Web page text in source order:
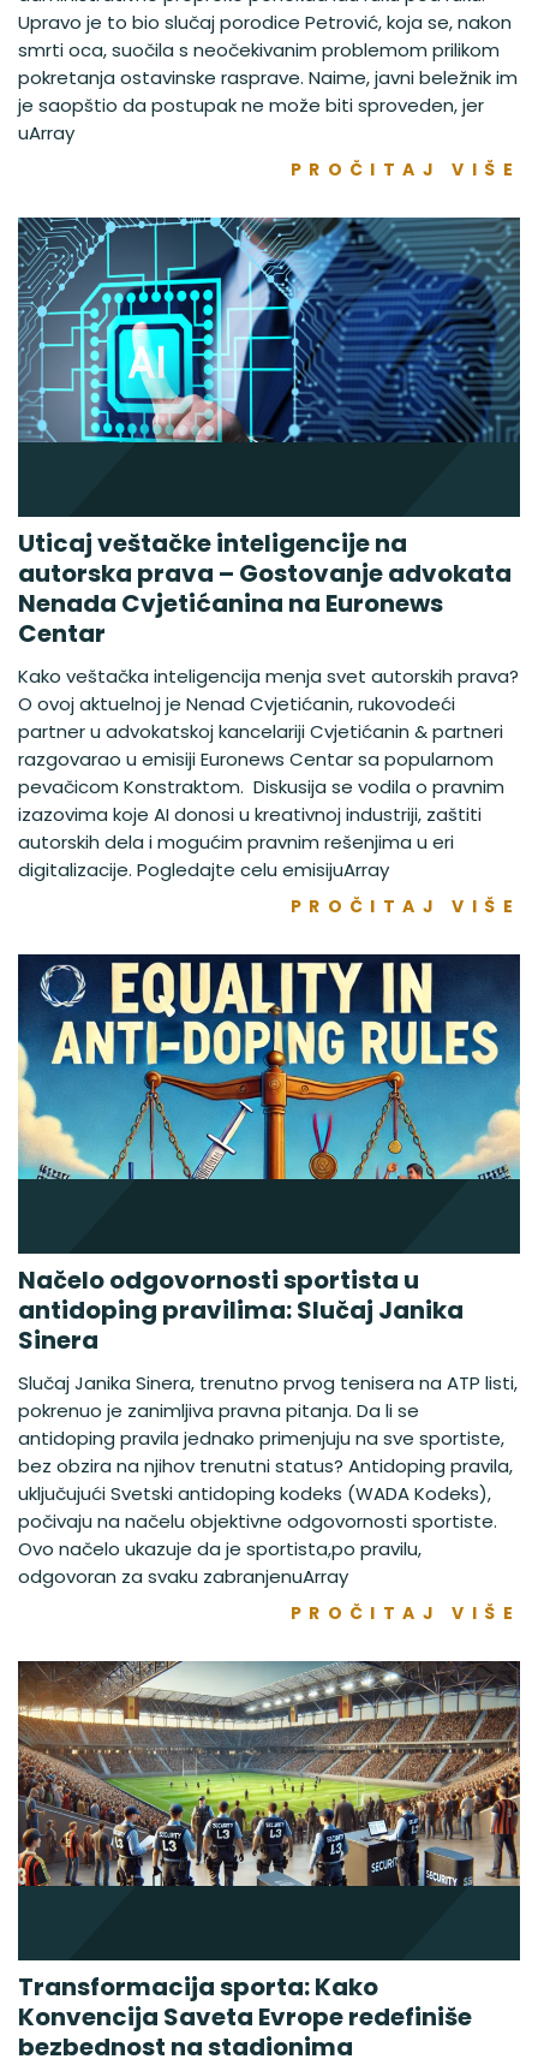
Upravo je to bio slučaj porodice Petrović, koja se, nakon
smrti oca, suočila s neočekivanim problemom prilikom
pokretanja ostavinske rasprave. Naime, javni beležnik im
je saopštio da postupak ne može biti sproveden, jer
uArray
PROČITAJ VIŠE
Uticaj veštačke inteligencije na
autorska prava – Gostovanje advokata
Nenada Cvjetićanina na Euronews
Centar
Kako veštačka inteligencija menja svet autorskih prava?
O ovoj aktuelnoj je Nenad Cvjetićanin, rukovodeći
partner u advokatskoj kancelariji Cvjetićanin & partneri
razgovarao u emisiji Euronews Centar sa popularnom
pevačicom Konstraktom. Diskusija se vodila o pravnim
izazovima koje AI donosi u kreativnoj industriji, zaštiti
autorskih dela i mogućim pravnim rešenjima u eri
digitalizacije. Pogledajte celu emisijuArray
PROČITAJ VIŠE
Načelo odgovornosti sportista u
antidoping pravilima: Slučaj Janika
Sinera
Slučaj Janika Sinera, trenutno prvog tenisera na ATP listi,
pokrenuo je zanimljiva pravna pitanja. Da li se
antidoping pravila jednako primenjuju na sve sportiste,
bez obzira na njihov trenutni status? Antidoping pravila,
uključujući Svetski antidoping kodeks (WADA Kodeks),
počivaju na načelu objektivne odgovornosti sportiste.
Ovo načelo ukazuje da je sportista,po pravilu,
odgovoran za svaku zabranjenuArray
PROČITAJ VIŠE
Transformacija sporta: Kako
Konvencija Saveta Evrope redefiniše
bezbednost na stadionima